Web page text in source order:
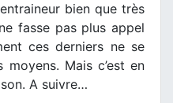
bien que très
fasse pas plus appel
ces derniers ne se
Mais c’est en
A suivre…